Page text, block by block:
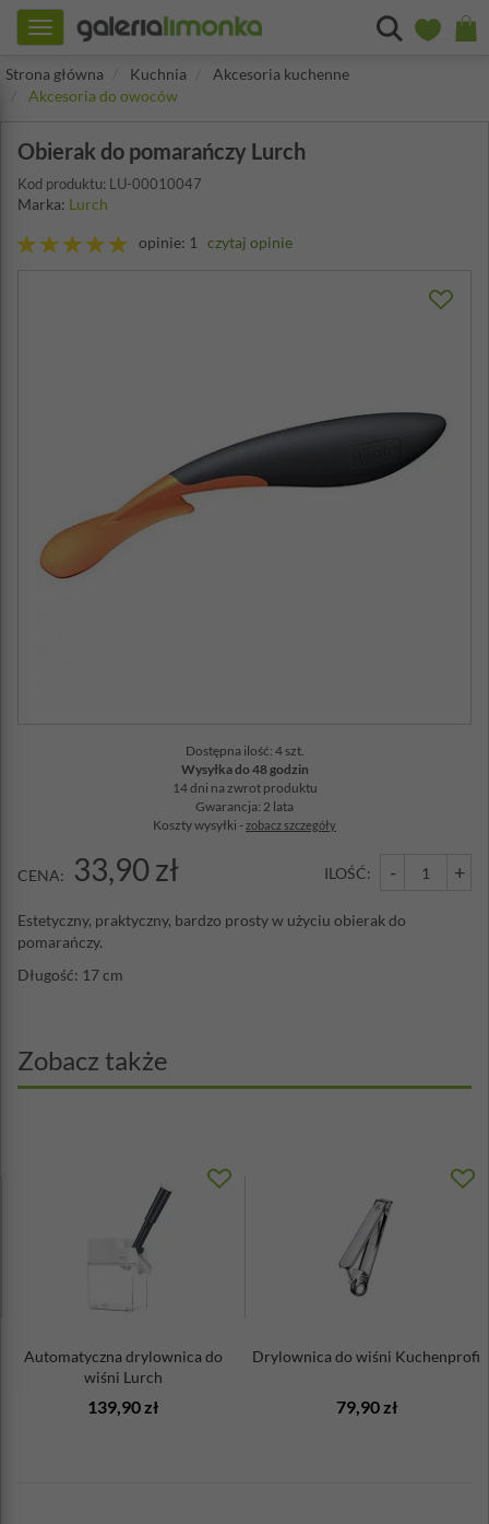
Toggle
navigation
Strona główna
Kuchnia
Akcesoria kuchenne
Akcesoria do owoców
Obierak do pomarańczy Lurch
Kod produktu: LU-00010047
Marka: Lurch
opinie: 1 czytaj opinie
Dostępna ilość: 4 szt.
Wysyłka do 48 godzin
14 dni na zwrot produktu
Gwarancja: 2 lata
Koszty wysyłki -zobacz szczegóły
CENA: 33,90 zł ILOŚĆ: - +
Estetyczny, praktyczny, bardzo prosty w użyciu obierak do
pomarańczy.
Długość: 17 cm
Zobacz także
Automatyczna drylownica do
wiśni Lurch
139,90 zł
Drylownica do wiśni Kuchenprofi
79,90 zł